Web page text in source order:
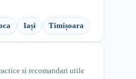
Iași Timișoara
si recomandari utile